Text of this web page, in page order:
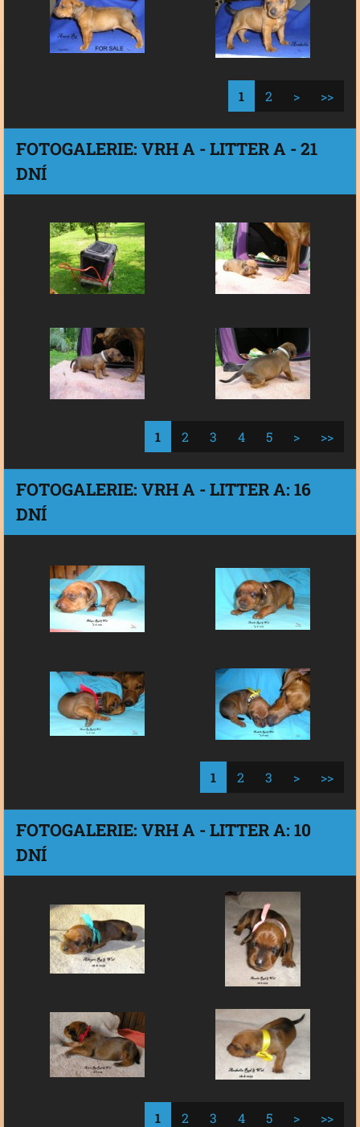
1 2 > >>
FOTOGALERIE: VRH A - LITTER A - 21
DNÍ
1 2 3 4 5 > >>
FOTOGALERIE: VRH A - LITTER A: 16
DNÍ
1 2 3 > >>
FOTOGALERIE: VRH A - LITTER A: 10
DNÍ
1 2 3 4 5 > >>